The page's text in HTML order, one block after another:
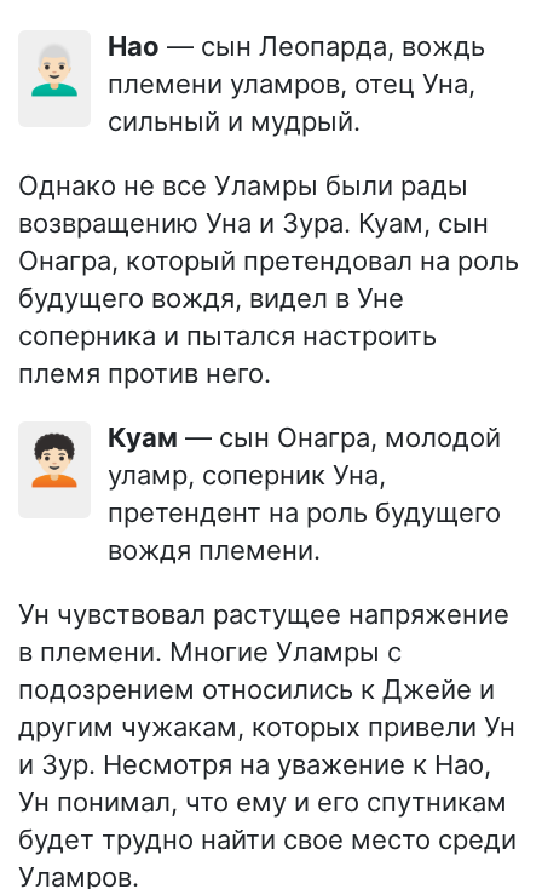
👨🏻‍🦳 Нао — сын Леопарда, вождь
племени уламров, отец Уна,
сильный и мудрый.
Однако не все Уламры были рады
возвращению Уна и Зура. Куам, сын
Онагра, который претендовал на роль
будущего вождя, видел в Уне
соперника и пытался настроить
племя против него.
🧑🏻‍🦱 Куам — сын Онагра, молодой
уламр, соперник Уна,
претендент на роль будущего
вождя племени.
Ун чувствовал растущее напряжение
в племени. Многие Уламры с
подозрением относились к Джейе и
другим чужакам, которых привели Ун
и Зур. Несмотря на уважение к Нао,
Ун понимал, что ему и его спутникам
будет трудно найти свое место среди
Уламров.